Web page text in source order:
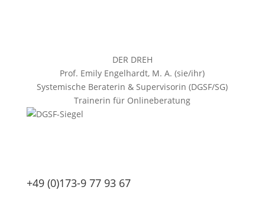
DER DREH
Prof. Emily Engelhardt, M. A. (sie/ihr)
Systemische Beraterin & Supervisorin (DGSF/SG)
Trainerin für Onlineberatung
+49 (0)173-9 77 93 67